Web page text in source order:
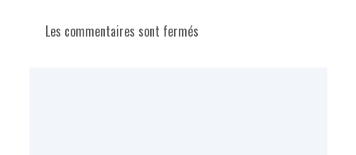
Les commentaires sont fermés